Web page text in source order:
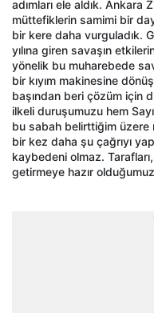
adımları ele aldık.
müttefiklerin samimi bir
bir kere daha vurguladık.
yılına giren savaşın
yönelik bu muharebede
bir kıyım makinesine
başından beri çözüm için
ilkeli duruşumuzu hem
bu sabah belirttiğim üzere
bir kez daha şu çağrıyı
kaybedeni olmaz.
getirmeye hazır